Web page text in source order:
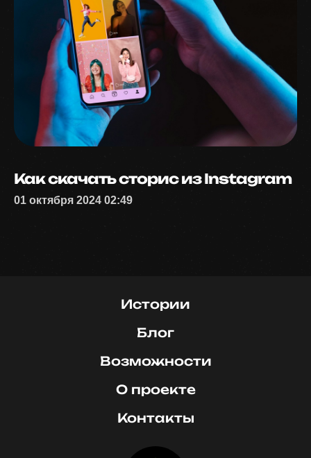
Как скачать сторис из Instagram
01 октября 2024 02:49
Истории
Блог
Возможности
О проекте
Контакты